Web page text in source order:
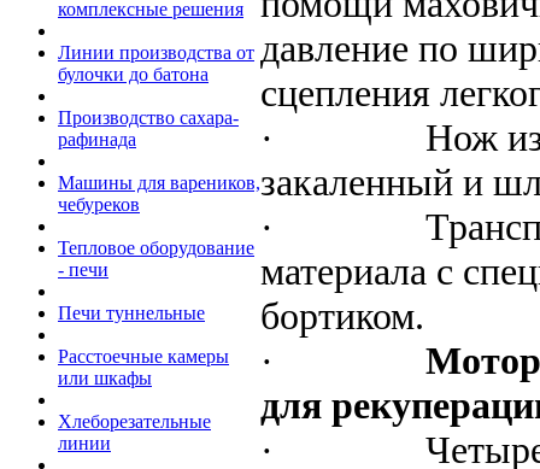
комплексные решения
Линии производства от
булочки до батона
Производство сахара-
рафинада
Машины для вареников,
чебуреков
Тепловое оборудование
- печи
Печи туннельные
Расстоечные камеры
или шкафы
Хлеборезательные
линии
давление по
сцепления
·
Нож
закаленный и
·
материала с
бортиком.
·
для
·